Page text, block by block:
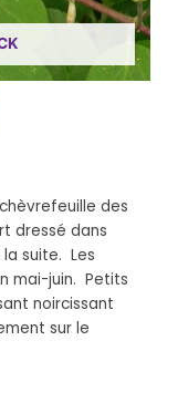
des
dressé dans
la suite. Les
mai-juin. Petits
noircissant
sur le